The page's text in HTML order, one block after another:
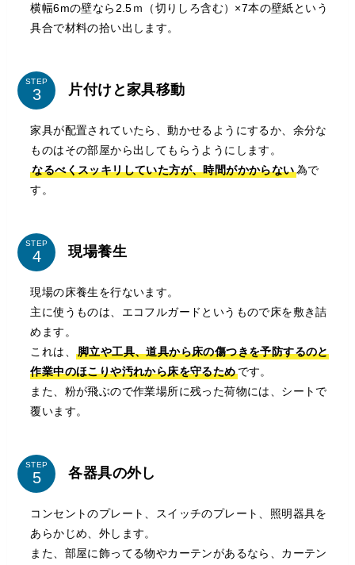
横幅6mの壁なら2.5ｍ（切りしろ含む）×7本の壁紙という
具合で材料の拾い出します。
STEP
片付けと家具移動
家具が配置されていたら、動かせるようにするか、余分な
ものはその部屋から出してもらうようにします。
なるべくスッキリしていた方が、時間がかからない為で
す。
STEP
現場養生
現場の床養生を行ないます。
主に使うものは、エコフルガードというもので床を敷き詰
めます。
これは、脚立や工具、道具から床の傷つきを予防するのと
作業中のほこりや汚れから床を守るためです。
また、粉が飛ぶので作業場所に残った荷物には、シートで
覆います。
STEP
各器具の外し
コンセントのプレート、スイッチのプレート、照明器具を
あらかじめ、外します。
また、部屋に飾ってる物やカーテンがあるなら、カーテン